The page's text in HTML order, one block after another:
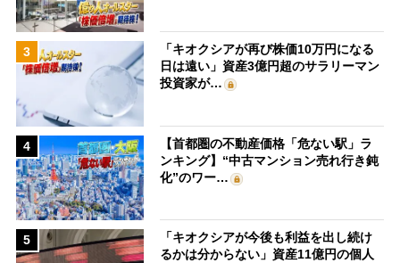
3
「キオクシアが再び株価10万円になる
日は遠い」資産3億円超のサラリーマン
投資家が…
4
【首都圏の不動産価格「危ない駅」ラ
ンキング】“中古マンション売れ行き鈍
化”のワー…
5
「キオクシアが今後も利益を出し続け
るかは分からない」資産11億円の個人